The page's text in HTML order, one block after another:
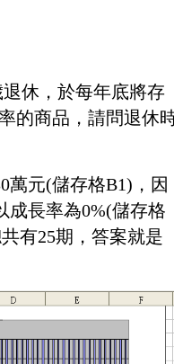
休，於每年底將存
的商品，請問退休
萬元(儲存格B1)，因
成長率為0%(儲存格
有25期，答案就是